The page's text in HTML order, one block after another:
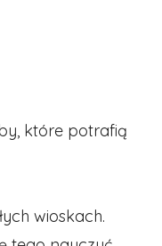
które potrafią
wioskach.